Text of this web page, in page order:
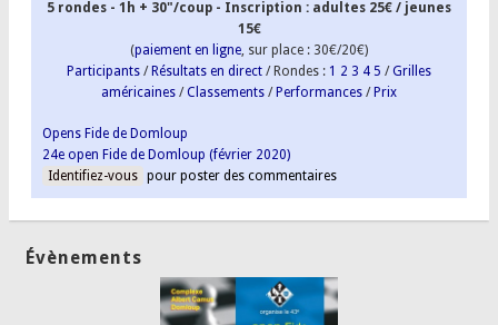
5 rondes - 1h + 30"/coup - Inscription : adultes 25€ / jeunes
15€
(paiement en ligne , sur place : 30€/20€)
Participants /Résultats en direct / Rondes : 1 2 3 4 5 /Grilles
américaines /Classements /Performances /Prix
Opens Fide de Domloup
24e open Fide de Domloup (février 2020)
Identifiez-vous pour poster des commentaires
Évènements